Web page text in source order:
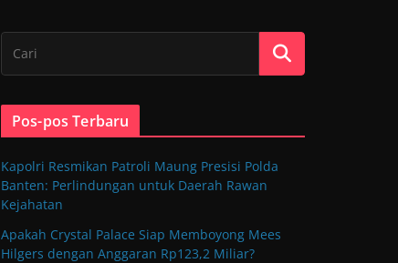
Pos-pos Terbaru
Kapolri Resmikan Patroli Maung Presisi Polda
Banten: Perlindungan untuk Daerah Rawan
Kejahatan
Apakah Crystal Palace Siap Memboyong Mees
Hilgers dengan Anggaran Rp123,2 Miliar?